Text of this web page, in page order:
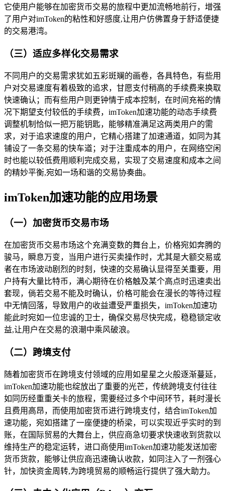
它使用户能够在加密货币交易的旅程中更加流畅地前行，增强
了用户对imToken的粘性和好感度,让用户仿佛置身于舒适便捷
的交易港湾。
（三）适应多样化交易需求
不同用户的交易需求犹如五彩斑斓的画卷，各具特色，有些用
户对交易速度有着极致的追求，甘愿支付稍高的手续费来换取
快速确认；而有些用户则更钟情于成本控制，在时间充裕的情
况下期望支付较低的手续费，imToken加速功能的动态手续费
调整机制恰似一把万能钥匙，能够精准满足这两类用户的需
求，对于追求速度的用户，它精心搭建了加速通道，如同为其
铺设了一条交易的快车道；对于注重成本的用户，在网络空闲
时也能以较低费用顺利完成交易，实现了交易速度和成本之间
的精妙平衡,宛如一场和谐的交易协奏曲。
imToken加速功能的应用场景
（一）加密货币交易市场
在加密货币交易市场这个充满变数的舞台上，价格宛如奔腾的
骏马，瞬息万变，当用户进行买卖操作时，尤其是大额交易或
者在市场波动剧烈的时刻，快速的交易确认显得至关重要，用
户持有大量比特币，满心期待在价格触及某个高点时迅速卖出
套现，倘若交易不能及时确认，价格可能会在漫长的等待过程
中无情回落，导致用户的收益遭受严重损失，imToken加速功
能此时宛如一位忠诚的卫士，确保交易尽快完成，稳稳锁定收
益,让用户在交易的浪潮中乘风破浪。
（二）跨境支付
随着加密货币在跨境支付领域的应用如星星之火般逐渐蔓延，
imToken加速功能也绽放出了重要的光芒，传统跨境支付往往
如同历经重重关卡的旅程，需要经过多个中间环节，耗时漫长
且费用高昂，而使用加密货币进行跨境支付，结合imToken加
速功能，宛如搭建了一座便捷的桥梁，可以实现近乎实时的到
账，在国际贸易的大舞台上，供应商急切要求快速收到货款以
维持生产的稳定运转，进口商使用imToken加速功能发送加密
货币货款，能够让供应商迅速确认收款，如同注入了一剂强心
针，加快资金周转,为跨境贸易的顺畅运行提供了强大助力。